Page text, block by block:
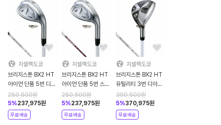
지셀렉도쿄
브리지스톤 BX2 HT
아이언 단품 5번 디아
마나 BS50i 2 2025
년
250,500원
5%237,975원
무료배송
지셀렉도쿄
브리지스톤 BX2 HT
아이언 단품 5번 스피
더 NX BS50i 2025
년
250,500원
5%237,975원
무료배송
지셀렉도쿄
브리지스톤 BX2 HT
유틸리티 3번 디아마
나 BS50h 2 2025
년
390,500원
5%370,975원
무료배송